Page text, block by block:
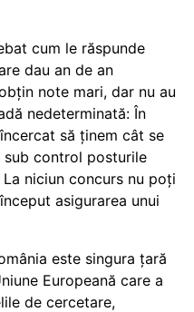
cum le răspunde
dau an de an
note mari, dar nu au
nedeterminată: În
să ținem cât se
sub control posturile
niciun concurs nu poți
asigurarea unui
este singura țară
Europeană care a
de cercetare,